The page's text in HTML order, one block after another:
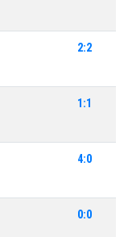
2:2
1:1
4:0
0:0